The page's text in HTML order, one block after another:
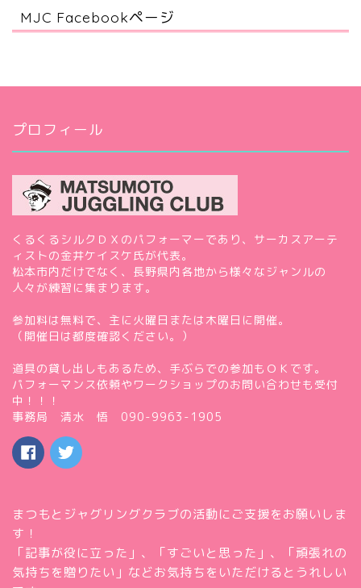
MJC Facebookページ
プロフィール
くるくるシルクＤＸのパフォーマーであり、サーカスアーテ
ィストの金井ケイスケ氏が代表。
松本市内だけでなく、長野県内各地から様々なジャンルの
人々が練習に集まります。
参加料は無料で、主に火曜日または木曜日に開催。
（開催日は都度確認ください。）
道具の貸し出しもあるため、手ぶらでの参加もＯＫです。
パフォーマンス依頼やワークショップのお問い合わせも受付
中！！！
事務局 清水 悟 090-9963-1905
まつもとジャグリングクラブの活動にご支援をお願いしま
す！
「記事が役に立った」、「すごいと思った」、「頑張れの
気持ちを贈りたい」などお気持ちをいただけるとうれしい